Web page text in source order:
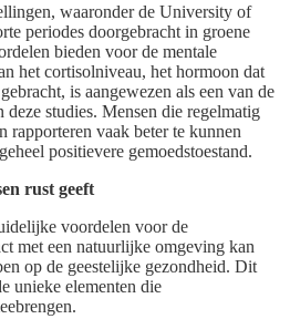
waaronder de University of
periodes doorgebracht in groene
bieden voor de mentale
het cortisolniveau, het hormoon dat
is aangewezen als een van de
studies. Mensen die regelmatig
rapporteren vaak beter te kunnen
positievere gemoedstoestand.
rust geeft
voordelen voor de
met een natuurlijke omgeving kan
op de geestelijke gezondheid. Dit
unieke elementen die